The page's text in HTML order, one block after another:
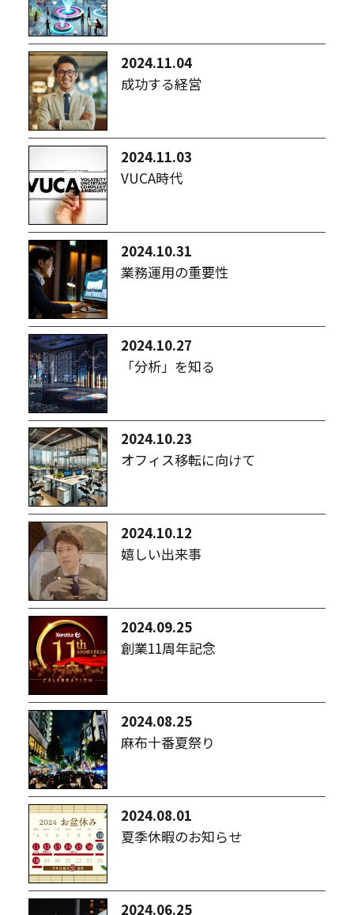
2024.11.04
成功する経営
2024.11.03
VUCA時代
2024.10.31
業務運用の重要性
2024.10.27
「分析」を知る
2024.10.23
オフィス移転に向けて
2024.10.12
嬉しい出来事
2024.09.25
創業11周年記念
2024.08.25
麻布十番夏祭り
2024.08.01
夏季休暇のお知らせ
2024.06.25